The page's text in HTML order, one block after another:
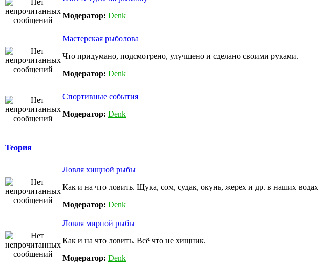
Модератор: Denk
Мастерская рыболова
Что придумано, подсмотрено, улучшено и сделано своими руками.
Модератор: Denk
Спортивные события
Модератор: Denk
Теория
Ловля хищной рыбы
Как и на что ловить. Щука, сом, судак, окунь, жерех и др. в наших водах
Модератор: Denk
Ловля мирной рыбы
Как и на что ловить. Всё что не хищник.
Модератор: Denk